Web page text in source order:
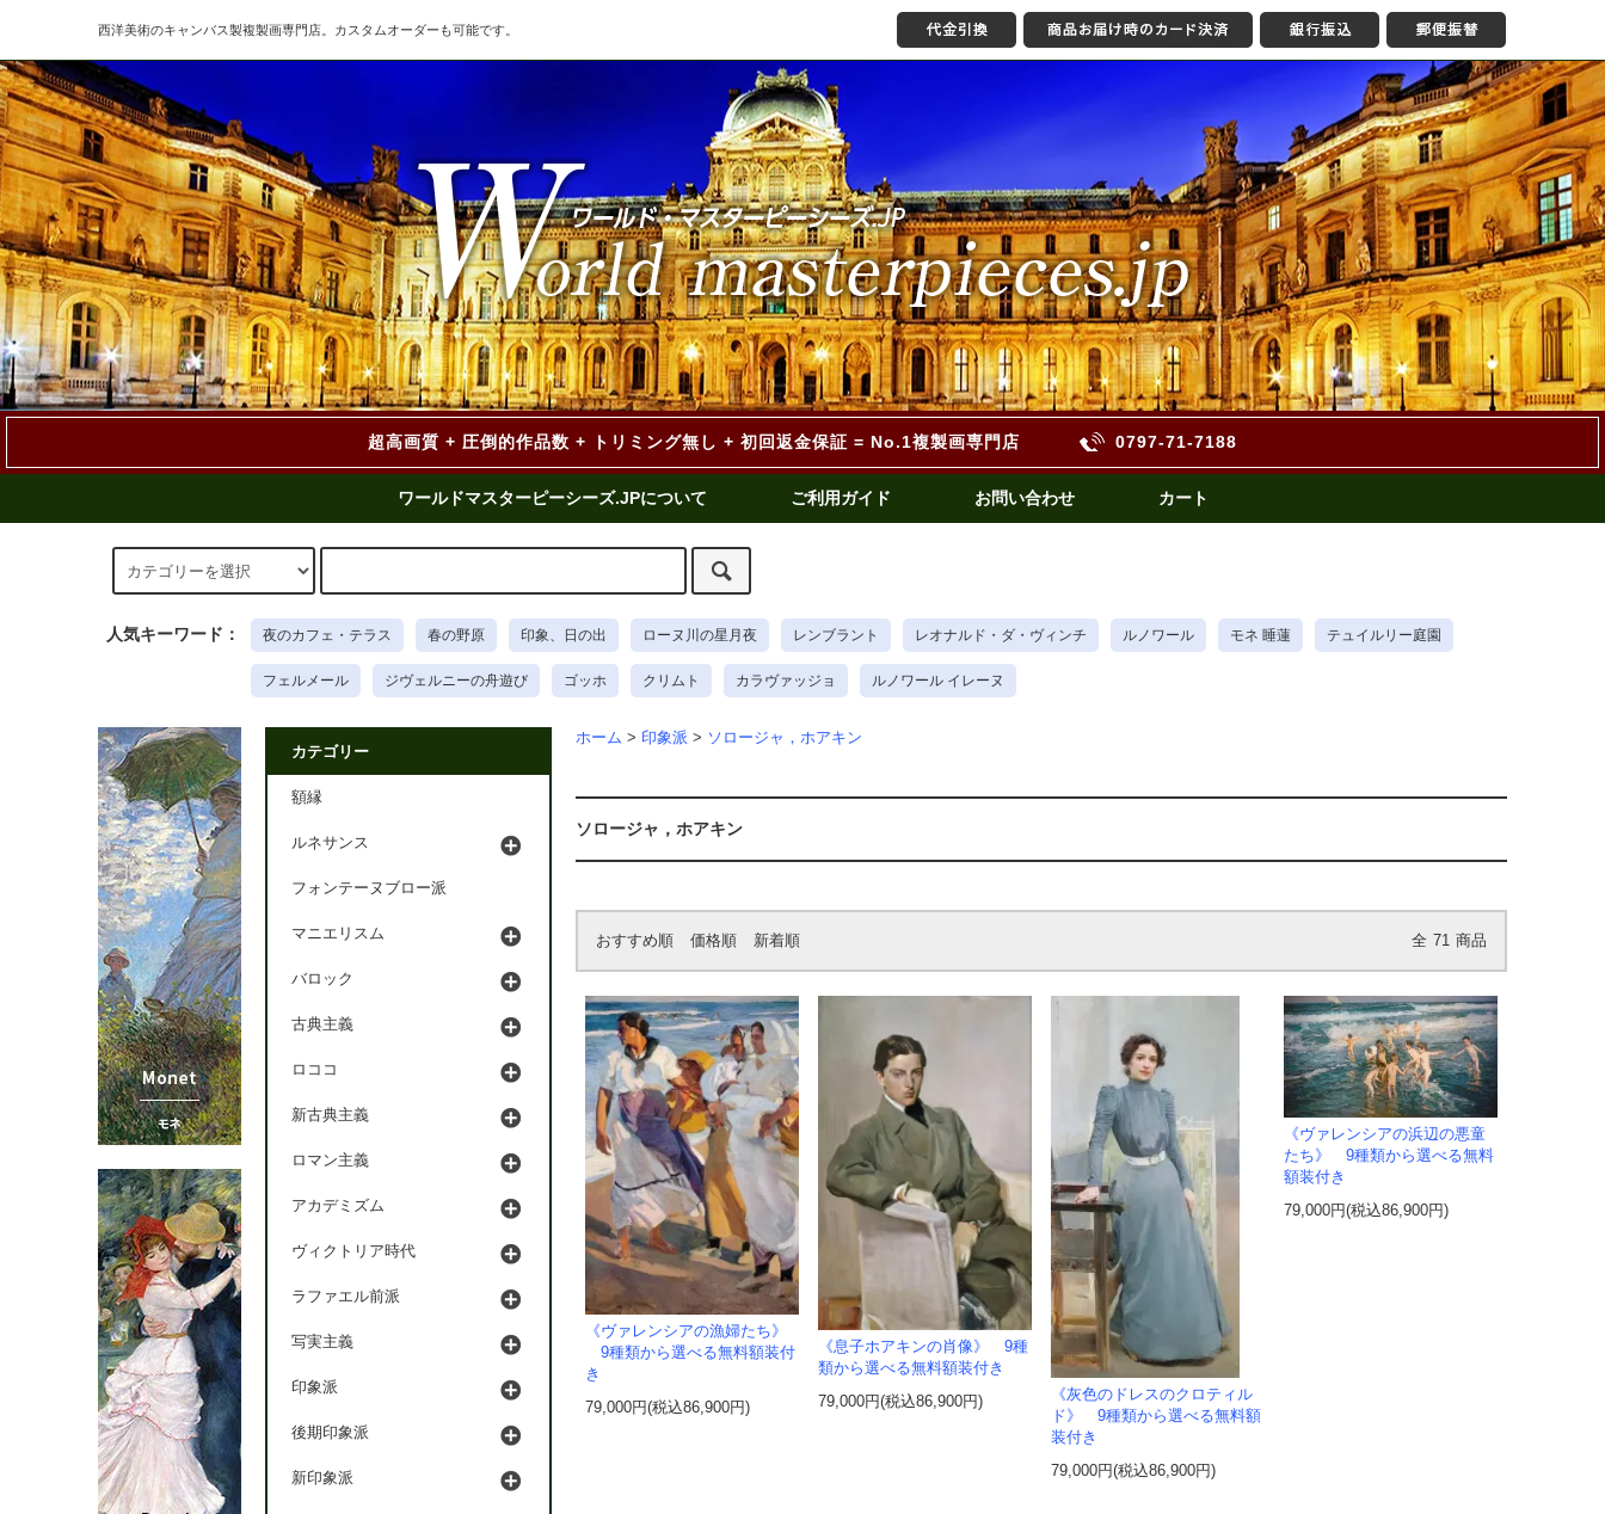
西洋美術のキャンバス製複製画専門店。カスタムオーダーも可能です。
超高画質 + 圧倒的作品数 + トリミング無し + 初回返金保証 = No.1複製画専門店 0797-71-7188
ワールドマスターピーシーズ.JPについて ご利用ガイド お問い合わせ カート
人気キーワード： 夜のカフェ・テラス 春の野原 印象、日の出 ローヌ川の星月夜 レンブラント レオナルド・ダ・ヴィンチ ルノワール モネ 睡蓮 テュイルリー庭園
フェルメール ジヴェルニーの舟遊び ゴッホ クリムト カラヴァッジョ ルノワール イレーヌ
ホーム > 印象派 > ソロージャ，ホアキン
ソロージャ，ホアキン
おすすめ順 価格順 新着順 全 71 商品
《ヴァレンシアの漁婦たち》
9種類から選べる無料額装付
き
79,000円(税込86,900円)
《息子ホアキンの肖像》 9種
類から選べる無料額装付き
79,000円(税込86,900円)
《灰色のドレスのクロティル
ド》 9種類から選べる無料額
装付き
79,000円(税込86,900円)
《ヴァレンシアの浜辺の悪童
たち》 9種類から選べる無料
額装付き
79,000円(税込86,900円)
カテゴリー
額縁
ルネサンス
フォンテーヌブロー派
マニエリスム
バロック
古典主義
ロココ
新古典主義
ロマン主義
アカデミズム
ヴィクトリア時代
ラファエル前派
写実主義
印象派
後期印象派
新印象派